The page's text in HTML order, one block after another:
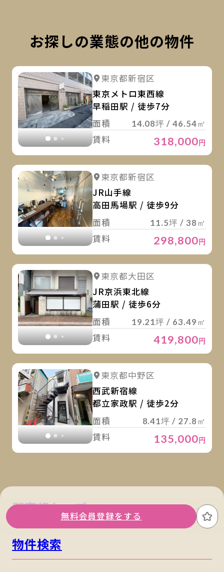
お探しの業態の他の物件
詳細を見る
東京都新宿区
東京メトロ東西線
早稲田駅 / 徒歩7分
面積
14.08坪 / 46.54㎡
賃料 318,000円
詳細を見る
東京都新宿区
JR山手線
高田馬場駅 / 徒歩9分
面積
11.5坪 / 38㎡
賃料 298,800円
詳細を見る
東京都大田区
JR京浜東北線
蒲田駅 / 徒歩6分
面積
19.21坪 / 63.49㎡
賃料 419,800円
詳細を見る
東京都中野区
西武新宿線
都立家政駅 / 徒歩2分
面積
8.41坪 / 27.8㎡
賃料 135,000円
無料会員登録をする お
関東版トップ 関西版トップ
物件検索